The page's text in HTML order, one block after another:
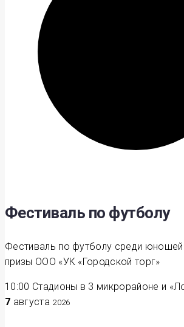
Фестиваль по футболу
Фестиваль по футболу среди
призы ООО «УК «Городской торг»
10:00 Стадионы в 3 микрорайоне и
7 августа 2026